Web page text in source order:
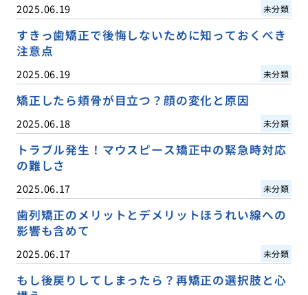
2025.06.19 未分類
すきっ歯矯正で後悔しないために知っておくべき
注意点
2025.06.19 未分類
矯正したら頬骨が目立つ？顔の変化と原因
2025.06.18 未分類
トラブル発生！マウスピース矯正中の緊急時対応
の難しさ
2025.06.17 未分類
歯列矯正のメリットとデメリットほうれい線への
影響も含めて
2025.06.17 未分類
もし後戻りしてしまったら？再矯正の選択肢と心